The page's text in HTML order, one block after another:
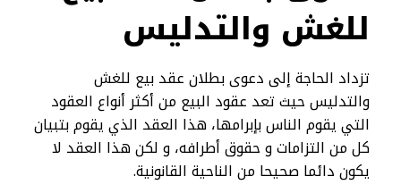
للغش والتدليس
تزداد الحاجة إلى دعوى بطلان عقد بيع للغش
والتدليس حيث تعد عقود البيع من أكثر أنواع العقود
التي يقوم الناس بإبرامها، هذا العقد الذي يقوم بتبيان
كل من التزامات و حقوق أطرافه، و لكن هذا العقد لا
يكون دائما صحيحا من الناحية القانونية.